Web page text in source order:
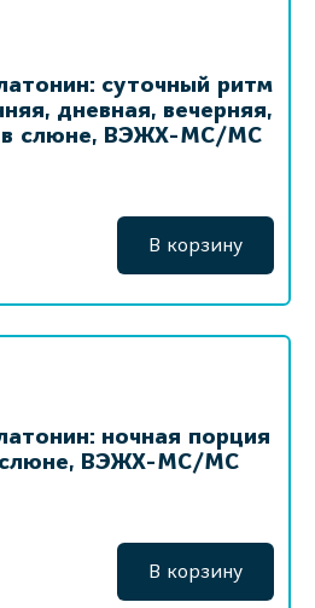
суточный ритм
дневная, вечерняя,
в слюне, ВЭЖХ-МС/МС
В корзину
ночная порция
слюне, ВЭЖХ-МС/МС
В корзину